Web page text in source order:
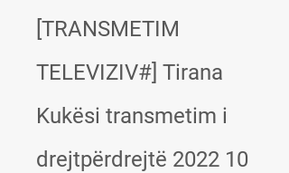
[TRANSMETIM
TELEVIZIV#] Tirana
Kukësi transmetim i
drejtpërdrejtë 2022 10